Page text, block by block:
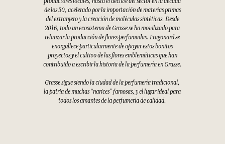
de los 50, acelerado por la importación de materias primas
del extranjero y la creación de moléculas sintéticas. Desde
2016, todo un ecosistema de Grasse se ha movilizado para
relanzar la producción de flores perfumadas. Fragonard se
enorgullece particularmente de apoyar estos bonitos
proyectos y el cultivo de las flores emblemáticas que han
contribuido a escribir la historia de la perfumería en Grasse.
Grasse sigue siendo la ciudad de la perfumería tradicional,
la patria de muchas “narices” famosas, y el lugar ideal para
todos los amantes de la perfumería de calidad.